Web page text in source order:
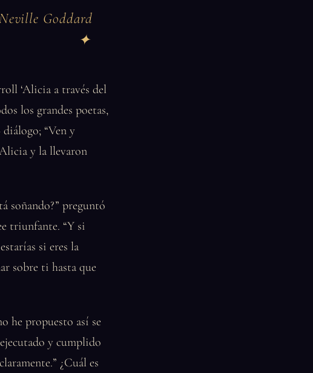
Goddard
‘Alicia a través del
los grandes poetas,
“Ven y
y la llevaron
soñando?” preguntó
triunfante. “Y si
si eres la
sobre ti hasta que
he propuesto así se
y cumplido
¿Cuál es